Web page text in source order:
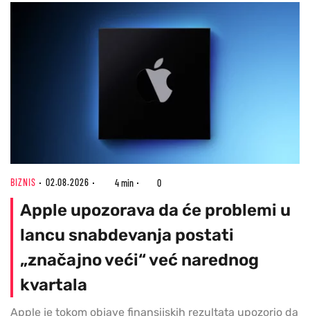
BIZNIS 02.08.2026 4 min 0
Apple upozorava da će problemi u
lancu snabdevanja postati
„značajno veći“ već narednog
kvartala
Apple je tokom objave finansijskih rezultata upozorio da